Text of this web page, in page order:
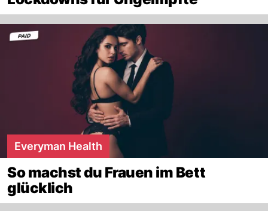
Everyman Health
So machst du Frauen im Bett
glücklich